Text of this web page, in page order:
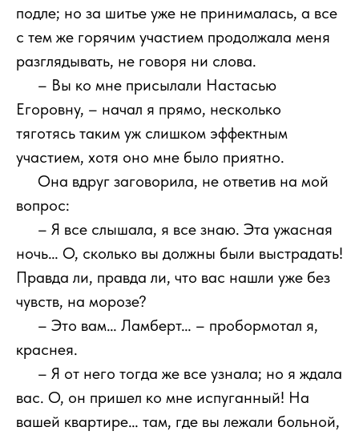
подле; но за шитье уже не принималась, а все
с тем же горячим участием продолжала меня
разглядывать, не говоря ни слова.
– Вы ко мне присылали Настасью
Егоровну, – начал я прямо, несколько
тяготясь таким уж слишком эффектным
участием, хотя оно мне было приятно.
Она вдруг заговорила, не ответив на мой
вопрос:
– Я все слышала, я все знаю. Эта ужасная
ночь… О, сколько вы должны были выстрадать!
Правда ли, правда ли, что вас нашли уже без
чувств, на морозе?
– Это вам… Ламберт… – пробормотал я,
краснея.
– Я от него тогда же все узнала; но я ждала
вас. О, он пришел ко мне испуганный! На
вашей квартире… там, где вы лежали больной,